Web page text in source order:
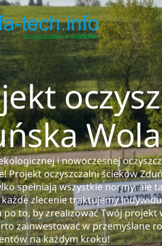
Wola
i nowoczesnej
Projekt oczyszczalni ścieków
spełniają wszystkie normy, ale
zlecenie traktujemy
po to, by zrealizować Twój projekt
zainwestować w przemyślane
na każdym kroku!